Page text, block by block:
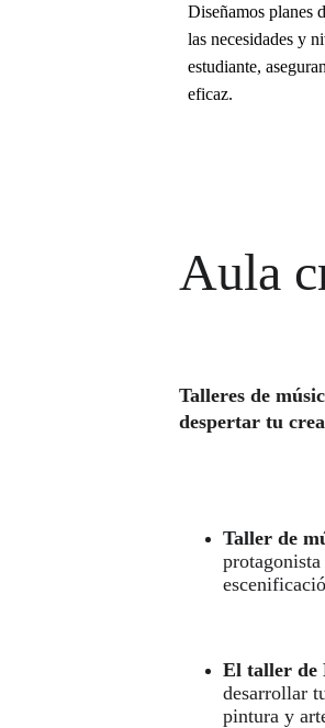
Diseñamos planes
las necesidades y
estudiante,
eficaz.
Aula
Talleres de
despertar tu
Taller de
El taller de
desarrollar
pintura y